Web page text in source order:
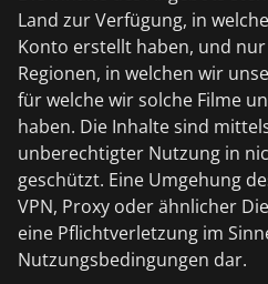
Land zur Verfügung, in
Konto erstellt haben, und
Regionen, in welchen wir
für welche wir solche Filme
haben. Die Inhalte sind
unberechtigter Nutzung in
geschützt. Eine Umgehung
VPN, Proxy oder ähnlicher
eine Pflichtverletzung im
Nutzungsbedingungen dar.